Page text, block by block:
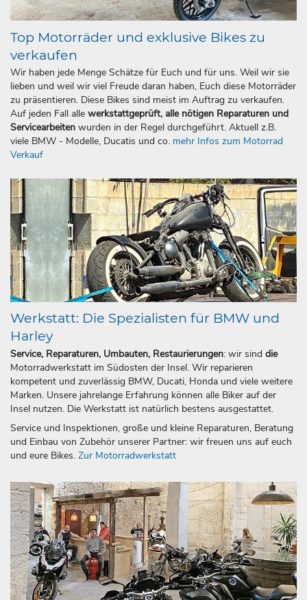
Top Motorräder und exklusive Bikes zu
verkaufen
Wir haben jede Menge Schätze für Euch und für uns. Weil wir sie
lieben und weil wir viel Freude daran haben, Euch diese Motorräder
zu präsentieren. Diese Bikes sind meist im Auftrag zu verkaufen.
Auf jeden Fall alle werkstattgeprüft, alle nötigen Reparaturen und
Servicearbeiten wurden in der Regel durchgeführt. Aktuell z.B.
viele BMW - Modelle, Ducatis und co. mehr Infos zum Motorrad
Verkauf
Werkstatt: Die Spezialisten für BMW und
Harley
Service, Reparaturen, Umbauten, Restaurierungen: wir sind die
Motorradwerkstatt im Südosten der Insel. Wir reparieren
kompetent und zuverlässig BMW, Ducati, Honda und viele weitere
Marken. Unsere jahrelange Erfahrung können alle Biker auf der
Insel nutzen. Die Werkstatt ist natürlich bestens ausgestattet.
Service und Inspektionen, große und kleine Reparaturen, Beratung
und Einbau von Zubehör unserer Partner: wir freuen uns auf euch
und eure Bikes. Zur Motorradwerkstatt